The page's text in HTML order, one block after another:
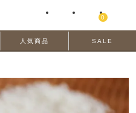
0
人気商品 SALE